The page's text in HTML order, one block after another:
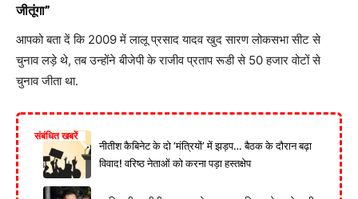
जीतूंगा”
आपको बता दें कि 2009 में लालू प्रसाद यादव खुद सारण लोकसभा सीट से
चुनाव लड़े थे, तब उन्होंने बीजेपी के राजीव प्रताप रूडी से 50 हजार वोटों से
चुनाव जीता था.
संबंधित खबरें
नीतीश कैबिनेट के दो ‘मंत्रियों’ में झड़प… बैठक के दौरान बढ़ा
विवाद! वरिष्ठ नेताओं को करना पड़ा हस्तक्षेप